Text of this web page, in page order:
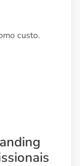
custo.